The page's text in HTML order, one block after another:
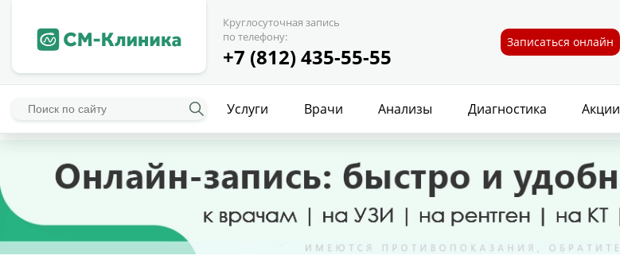
Круглосуточная запись
по телефону:
+7 (812) 435-55-55
Записаться онлайн
Услуги Врачи Анализы Диагностика Акции